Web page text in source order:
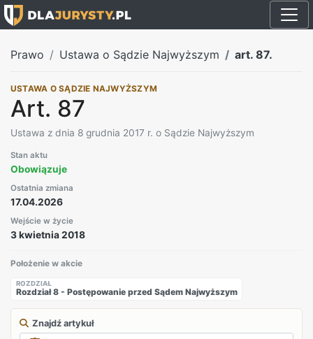
Prawo Ustawa o Sądzie Najwyższym art. 87.
USTAWA O SĄDZIE NAJWYŻSZYM
Art. 87
Ustawa z dnia 8 grudnia 2017 r. o Sądzie Najwyższym
Stan aktu
Obowiązuje
Ostatnia zmiana
17.04.2026
Wejście w życie
3 kwietnia 2018
Położenie w akcie
ROZDZIAŁ
Rozdział 8 - Postępowanie przed Sądem Najwyższym
Znajdź artykuł